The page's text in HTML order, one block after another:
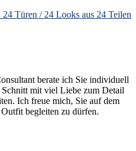
Türen / 24 Looks aus 24 Teilen
berate ich Sie individuell
mit viel Liebe zum Detail
Ich freue mich, Sie auf dem
begleiten zu dürfen.